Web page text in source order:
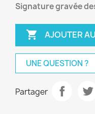
Signature gravée
 AJOUTER
UNE QUESTION ?
Partager